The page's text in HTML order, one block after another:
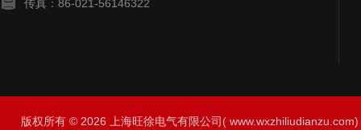
传真：86-021-56146322
版权所有 © 2026 上海旺徐电气有限公司(